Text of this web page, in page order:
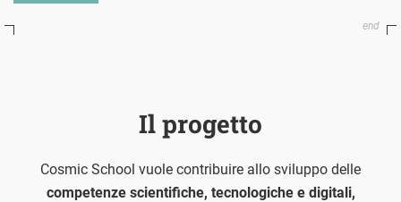
Il progetto
Cosmic School vuole contribuire allo sviluppo delle
competenze scientifiche, tecnologiche e digitali,